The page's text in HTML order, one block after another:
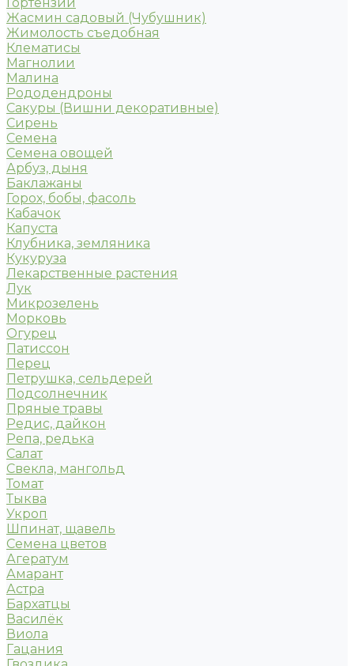
Жасмин садовый (Чубушник)
Жимолость съедобная
Клематисы
Магнолии
Малина
Рододендроны
Сакуры (Вишни декоративные)
Сирень
Семена
Семена овощей
Арбуз, дыня
Баклажаны
Горох, бобы, фасоль
Кабачок
Капуста
Клубника, земляника
Кукуруза
Лекарственные растения
Лук
Микрозелень
Морковь
Огурец
Патиссон
Перец
Петрушка, сельдерей
Подсолнечник
Пряные травы
Редис, дайкон
Репа, редька
Салат
Свекла, мангольд
Томат
Тыква
Укроп
Шпинат, щавель
Семена цветов
Агератум
Амарант
Астра
Бархатцы
Василёк
Виола
Гацания